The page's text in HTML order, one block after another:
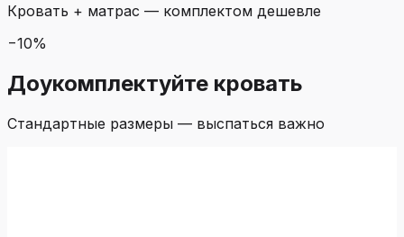
Кровать + матрас — комплектом дешевле
−10%
Доукомплектуйте кровать
Стандартные размеры — выспаться важно